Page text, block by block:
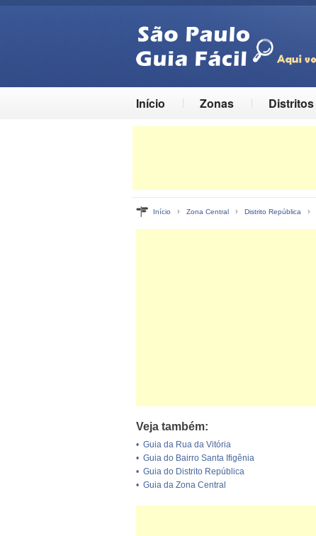
Início Zonas Distritos
Início › Zona Central › Distrito República ›
Veja também:
• Guia da Rua da Vitória
• Guia do Bairro Santa Ifigênia
• Guia do Distrito República
• Guia da Zona Central